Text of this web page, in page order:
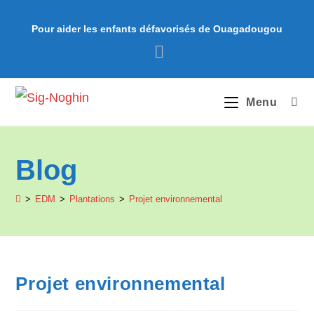
Pour aider les enfants défavorisés de Ouagadougou
Menu
Blog
> EDM > Plantations > Projet environnemental
Projet environnemental